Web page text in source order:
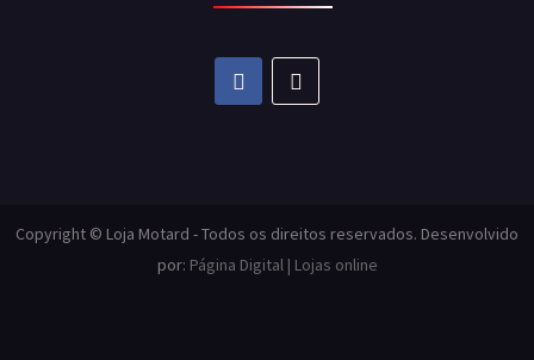
Copyright © Loja Motard - Todos os direitos reservados. Desenvolvido
por: Página Digital | Lojas online